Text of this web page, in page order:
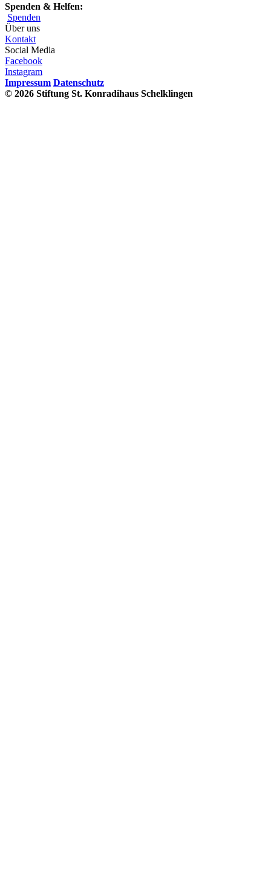
Spenden & Helfen:
Spenden
Über uns
Kontakt
Social Media
Facebook
Instagram
Impressum Datenschutz
© 2026 Stiftung St. Konradihaus Schelklingen